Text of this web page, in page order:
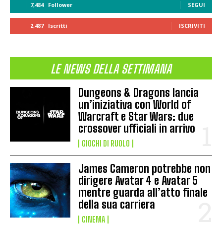
7,484 Follower SEGUI
2,487 Iscritti ISCRIVITI
LE NEWS DELLA SETTIMANA
Dungeons & Dragons lancia
un’iniziativa con World of
Warcraft e Star Wars: due
crossover ufficiali in arrivo
GIOCHI DI RUOLO
James Cameron potrebbe non
dirigere Avatar 4 e Avatar 5
mentre guarda all’atto finale
della sua carriera
CINEMA